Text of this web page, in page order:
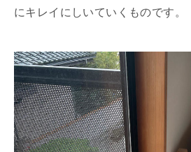
にキレイにしいていくものです。